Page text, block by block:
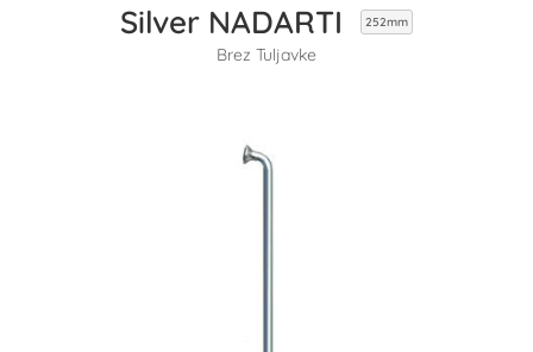
Silver NADARTI
252mm
Brez Tuljavke